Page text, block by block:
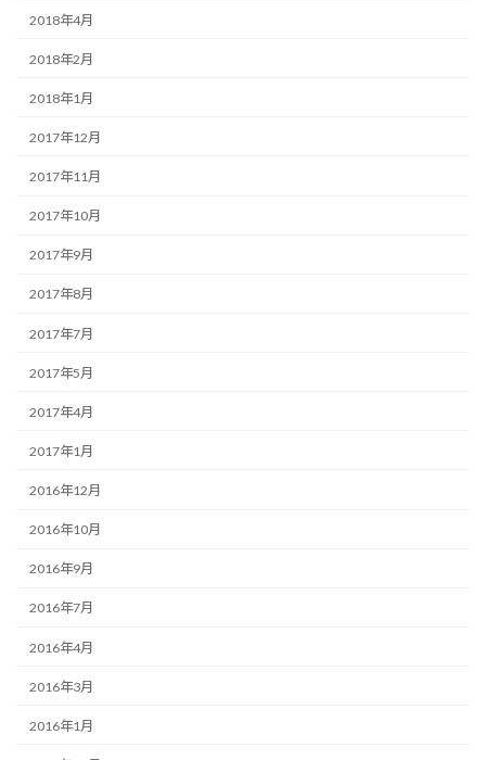
2018年4月
2018年2月
2018年1月
2017年12月
2017年11月
2017年10月
2017年9月
2017年8月
2017年7月
2017年5月
2017年4月
2017年1月
2016年12月
2016年10月
2016年9月
2016年7月
2016年4月
2016年3月
2016年1月